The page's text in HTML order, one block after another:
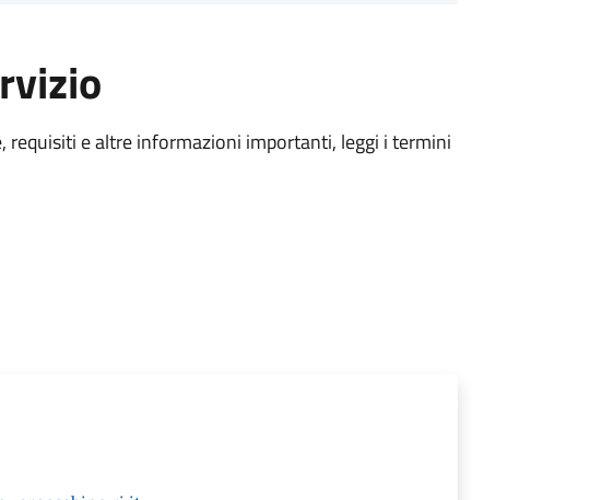
requisiti e altre informazioni importanti, leggi i termini